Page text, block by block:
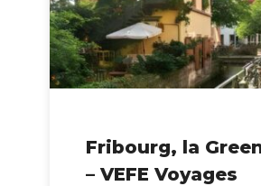
Fribourg, la
– VEFE Voyages